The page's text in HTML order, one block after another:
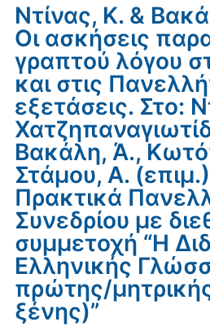
Ντίνας, Κ. &
Οι ασκήσεις
γραπτού λόγου
και στις
εξετάσεις. Στο:
Βακάλη, Ά.,
Στάμου, Α.
Πρακτικά
Συνεδρίου με
συμμετοχή “Η
Ελληνικής
πρώτης/
ξένης)”